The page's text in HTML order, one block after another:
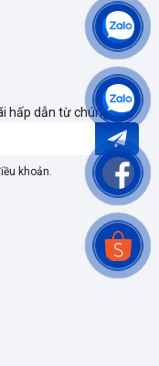
hấp dẫn từ chúng tôi?
khoản.